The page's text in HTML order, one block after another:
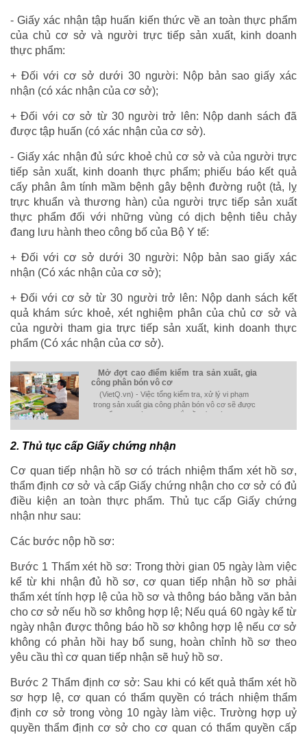
- Giấy xác nhận tập huấn kiến thức về an toàn thực phẩm
của chủ cơ sở và người trực tiếp sản xuất, kinh doanh
thực phẩm:
+ Đối với cơ sở dưới 30 người: Nộp bản sao giấy xác
nhận (có xác nhận của cơ sở);
+ Đối với cơ sở từ 30 người trở lên: Nộp danh sách đã
được tập huấn (có xác nhận của cơ sở).
- Giấy xác nhận đủ sức khoẻ chủ cơ sở và của người trực
tiếp sản xuất, kinh doanh thực phẩm; phiếu báo kết quả
cấy phân âm tính mầm bệnh gây bệnh đường ruột (tả, lỵ
trực khuẩn và thương hàn) của người trực tiếp sản xuất
thực phẩm đối với những vùng có dịch bệnh tiêu chảy
đang lưu hành theo công bố của Bộ Y tế:
+ Đối với cơ sở dưới 30 người: Nộp bản sao giấy xác
nhận (Có xác nhận của cơ sở);
+ Đối với cơ sở từ 30 người trở lên: Nộp danh sách kết
quả khám sức khoẻ, xét nghiệm phân của chủ cơ sở và
của người tham gia trực tiếp sản xuất, kinh doanh thực
phẩm (Có xác nhận của cơ sở).
Mở đợt cao điểm kiểm tra sản xuất, gia
công phân bón vô cơ
(VietQ.vn) - Việc tổng kiểm tra, xử lý vi phạm
trong sản xuất gia công phân bón vô cơ sẽ được
triển khai thành 3 đợt, bắt đầu từ ngày 15/3.
2. Thủ tục cấp Giấy chứng nhận
Cơ quan tiếp nhận hồ sơ có trách nhiệm thẩm xét hồ sơ,
thẩm định cơ sở và cấp Giấy chứng nhận cho cơ sở có đủ
điều kiện an toàn thực phẩm. Thủ tục cấp Giấy chứng
nhận như sau:
Các bước nộp hồ sơ:
Bước 1 Thẩm xét hồ sơ: Trong thời gian 05 ngày làm việc
kể từ khi nhận đủ hồ sơ, cơ quan tiếp nhận hồ sơ phải
thẩm xét tính hợp lệ của hồ sơ và thông báo bằng văn bản
cho cơ sở nếu hồ sơ không hợp lệ; Nếu quá 60 ngày kể từ
ngày nhận được thông báo hồ sơ không hợp lệ nếu cơ sở
không có phản hồi hay bổ sung, hoàn chỉnh hồ sơ theo
yêu cầu thì cơ quan tiếp nhận sẽ huỷ hồ sơ.
Bước 2 Thẩm định cơ sở: Sau khi có kết quả thẩm xét hồ
sơ hợp lệ, cơ quan có thẩm quyền có trách nhiệm thẩm
định cơ sở trong vòng 10 ngày làm việc. Trường hợp uỷ
quyền thẩm định cơ sở cho cơ quan có thẩm quyền cấp